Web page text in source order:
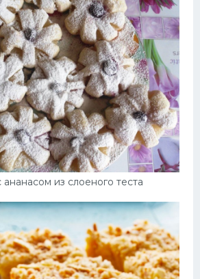
ананасом из слоеного теста